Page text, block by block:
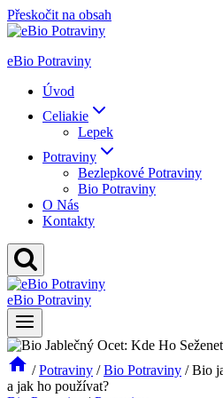
Přeskočit na obsah
eBio Potraviny
Úvod
Celiakie
Lepek
Potraviny
Bezlepkové Potraviny
Bio Potraviny
O Nás
Kontakty
eBio Potraviny
/ Potraviny / Bio Potraviny / Bio
a jak ho používat?